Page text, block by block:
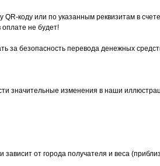
коду или по указанным реквизитам в
не будет!
за безопасность перевода денежных
значительные изменения в наши
от города получателя и веса